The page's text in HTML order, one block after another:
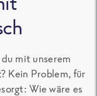
mit unserem
Kein Problem, für
Wie wäre es